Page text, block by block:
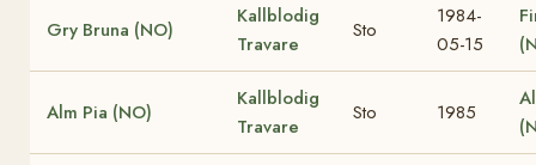
Gry Bruna (NO)
Kallblodig
Travare
Sto
1984-
05-15
Alm Pia (NO)
Kallblodig
Travare
Sto 1985